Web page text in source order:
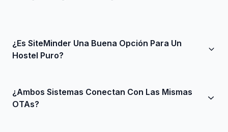
¿Es SiteMinder Una Buena Opción Para Un
Hostel Puro?
con un channel manager robusto y un gran
¿Ambos Sistemas Conectan Con Las Mismas
OTAs?